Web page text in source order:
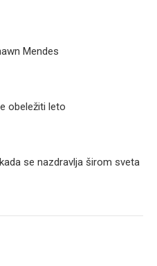
Mendes
obeležiti leto
se nazdravlja širom sveta